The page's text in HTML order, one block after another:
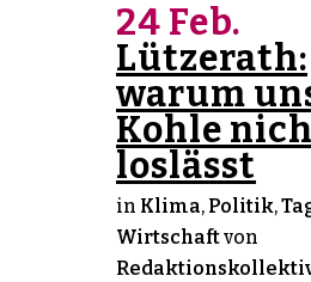
24 Feb.
Lützerath:
warum
Kohle
loslässt
in Klima, Politik,
Wirtschaftvon